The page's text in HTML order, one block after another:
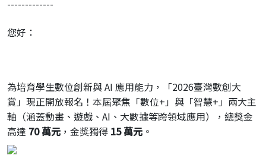
-------------
您好：
為培育學生數位創新與 AI 應用能力，「2026臺灣數創大
賞」現正開放報名！本屆聚焦「數位+」與「智慧+」兩大主
軸（涵蓋動畫、遊戲、AI、 大數據等跨領域應用），總獎金
高達 70 萬元 ，金獎獨得 15 萬元 。